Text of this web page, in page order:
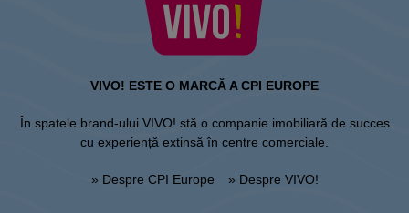
VIVO! ESTE O MARCĂ A CPI EUROPE
În spatele brand-ului VIVO! stă o companie imobiliară de succes
cu experiență extinsă în centre comerciale.
» Despre CPI Europe » Despre VIVO!